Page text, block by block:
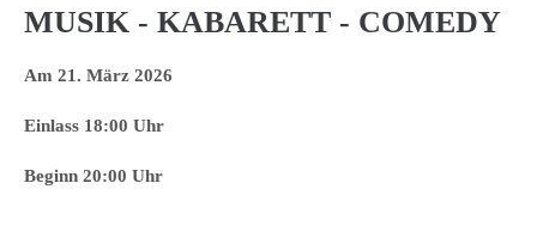
MUSIK - KABARETT - COMEDY
Am 21. März 2026
Einlass 18:00 Uhr
Beginn 20:00 Uhr